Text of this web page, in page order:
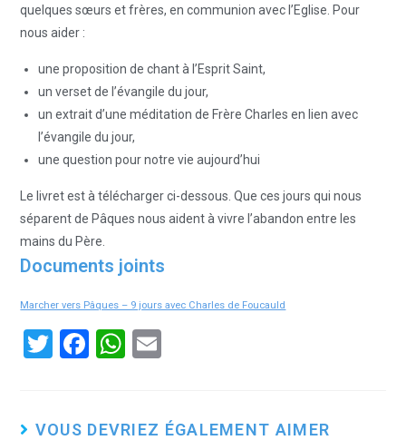
quelques sœurs et frères, en communion avec l’Eglise. Pour
nous aider :
une proposition de chant à l’Esprit Saint,
un verset de l’évangile du jour,
un extrait d’une méditation de Frère Charles en lien avec
l’évangile du jour,
une question pour notre vie aujourd’hui
Le livret est à télécharger ci-dessous. Que ces jours qui nous
séparent de Pâques nous aident à vivre l’abandon entre les
mains du Père.
Documents joints
Marcher vers Pâques – 9 jours avec Charles de Foucauld
T
er
F
b
W
s
VOUS DEVRIEZ ÉGALEMENT AIMER